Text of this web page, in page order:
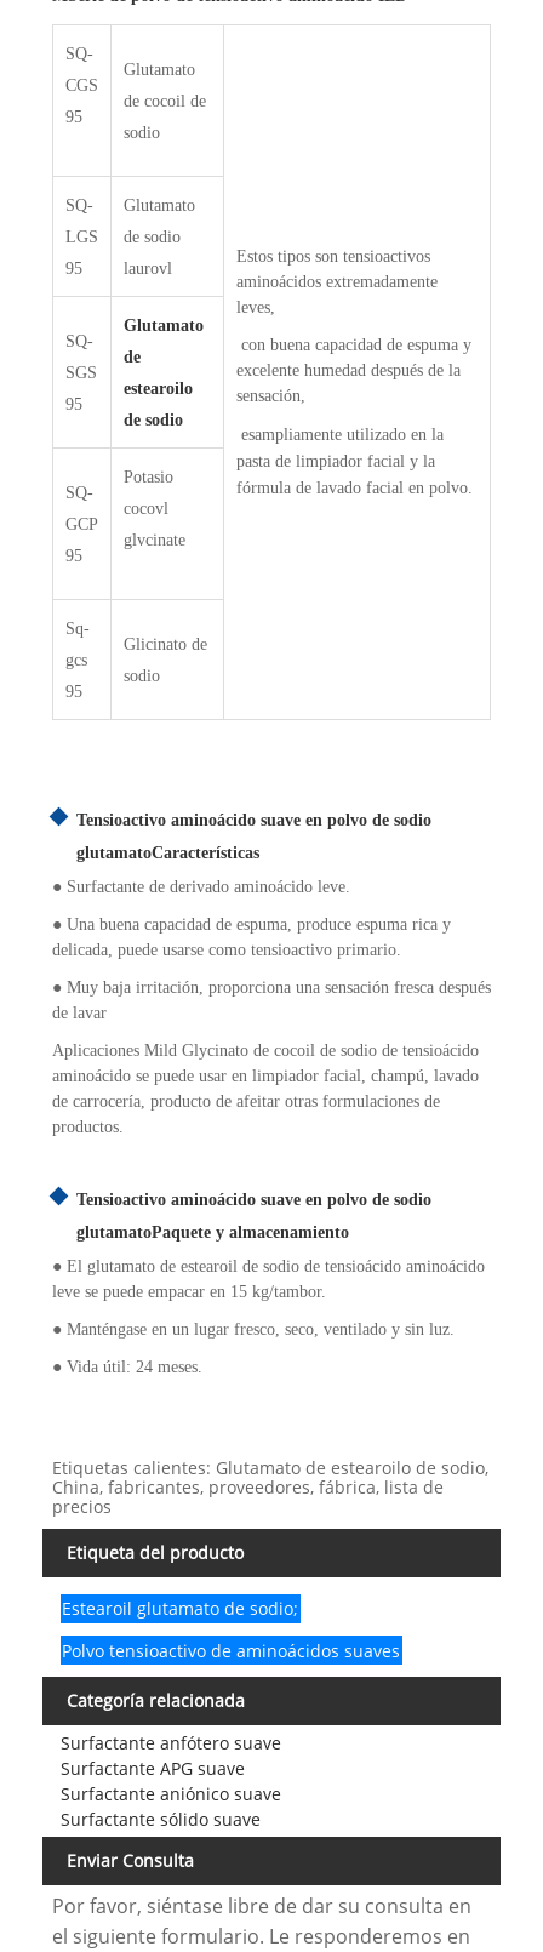
SQ-
CGS
95
Glutamato
de cocoil de
sodio
Estos tipos son tensioactivos
aminoácidos extremadamente
leves,
con buena capacidad de espuma y
excelente humedad después de la
sensación,
esampliamente utilizado en la
pasta de limpiador facial y la
fórmula de lavado facial en polvo.
SQ-
LGS
95
Glutamato
de sodio
laurovl
SQ-
SGS
95
Glutamato
de
estearoilo
de sodio
SQ-
GCP
95
Potasio
cocovl
glvcinate
Sq-
gcs
95
Glicinato de
sodio
Tensioactivo aminoácido suave en polvo de sodio
glutamatoCaracterísticas
● Surfactante de derivado aminoácido leve.
● Una buena capacidad de espuma, produce espuma rica y
delicada, puede usarse como tensioactivo primario.
● Muy baja irritación, proporciona una sensación fresca después
de lavar
Aplicaciones Mild Glycinato de cocoil de sodio de tensioácido
aminoácido se puede usar en limpiador facial, champú, lavado
de carrocería, producto de afeitar otras formulaciones de
productos.
Tensioactivo aminoácido suave en polvo de sodio
glutamatoPaquete y almacenamiento
● El glutamato de estearoil de sodio de tensioácido aminoácido
leve se puede empacar en 15 kg/tambor.
● Manténgase en un lugar fresco, seco, ventilado y sin luz.
● Vida útil: 24 meses.
Etiquetas calientes: Glutamato de estearoilo de sodio,
China, fabricantes, proveedores, fábrica, lista de
precios
Etiqueta del producto
Estearoil glutamato de sodio;
Polvo tensioactivo de aminoácidos suaves
Categoría relacionada
Surfactante anfótero suave
Surfactante APG suave
Surfactante aniónico suave
Surfactante sólido suave
Enviar Consulta
Por favor, siéntase libre de dar su consulta en
el siguiente formulario. Le responderemos en